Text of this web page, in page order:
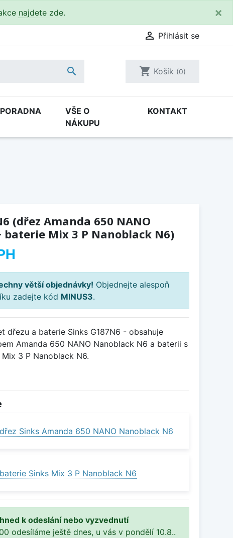
najdete zde. ×
 Přihlásit se
 shopping_cart Košík (0)
PORADNA
VŠE O
NÁKUPU
KONTAKT
(dřez Amanda 650 NANO
baterie Mix 3 P Nanoblack N6)
větší objednávky! Objednejte alespoň
zadejte kód MINUS3.
dřezu a baterie Sinks G187N6 - obsahuje
Amanda 650 NANO Nanoblack N6 a baterii s
3 P Nanoblack N6.
Sinks Amanda 650 NANO Nanoblack N6
Sinks Mix 3 P Nanoblack N6
k odeslání nebo vyzvednutí
odesíláme ještě dnes, u vás v pondělí 10.8..